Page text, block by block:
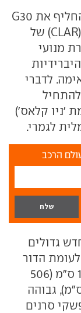
G60 (החליף את G30
מ-2016) ונשען על אותה פלטפורמה (CLAR) של
מנועי
לדברי
להתחיל
'ניו קלאס')
לגמרי.
הרכב
גדולים
גדל ב-2 ס"מ לעומת הדור
היוצא (299.5 ס"מ), המרכב ארוך ב-10 ס"מ (506
היא רחבה יותר ב-3 ס"מ (190 ס"מ), גבוהה
ועם מפשקי סרנים